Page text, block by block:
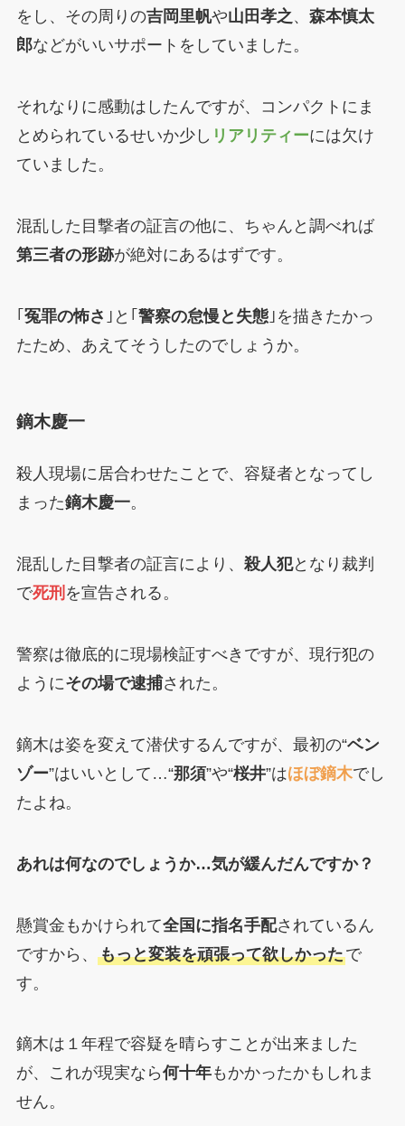
をし、その周りの吉岡里帆や山田孝之、 森本慎太
郎などがいいサポートをしていました。
それなりに感動はしたんですが、コンパクトにま
とめられているせいか少し リアリティーには欠け
ていました。
混乱した目撃者の証言の他に、ちゃんと調べれば
第三者の形跡が絶対にあるはずです。
｢ 冤罪の怖さ ｣と｢ 警察の怠慢と失態｣を描きたかっ
たため、あえてそうしたのでしょうか。
鏑木慶一
殺人現場に居合わせたことで、容疑者となってし
まった鏑木慶一。
混乱した目撃者の証言により、 殺人犯となり裁判
で死刑 を宣告される。
警察は徹底的に現場検証すべきですが、現行犯の
ようにその場で逮捕された。
鏑木は姿を変えて潜伏するんですが、最初の“ベン
ゾー”はいいとして…“那須”や“桜井”はほぼ鏑木でし
たよね。
あれは何なのでしょうか…気が緩んだんですか？
懸賞金もかけられて全国に指名手配されているん
ですから、 もっと変装を頑張って欲しかったで
す。
鏑木は１年程で容疑を晴らすことが出来ました
が、これが現実なら何十年もかかったかもしれま
せん。